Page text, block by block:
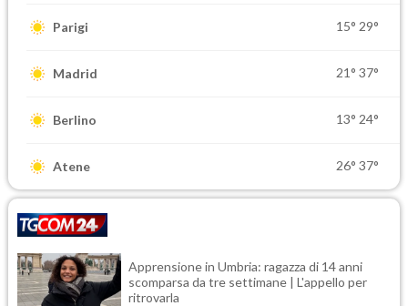
Parigi 15° 29°
Madrid 21° 37°
Berlino 13° 24°
Atene 26° 37°
Apprensione in Umbria: ragazza di 14 anni
scomparsa da tre settimane | L'appello per
ritrovarla